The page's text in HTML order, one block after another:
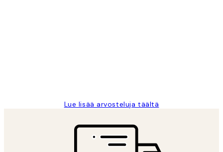
Lue lisää arvosteluja täältä